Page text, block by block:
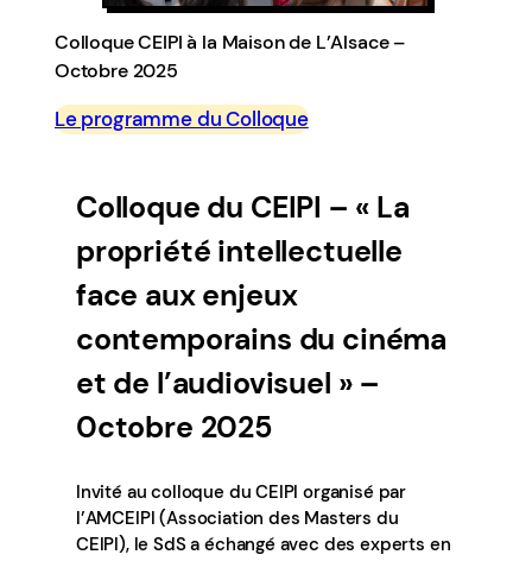
Colloque CEIPI à la Maison de L’Alsace –
Octobre 2025
Le programme du Colloque
Colloque du CEIPI – « La
propriété intellectuelle
face aux enjeux
contemporains du cinéma
et de l’audiovisuel » –
0ctobre 2025
Invité au colloque du CEIPI organisé par
l’AMCEIPI (Association des Masters du
CEIPI), le SdS a échangé avec des experts en